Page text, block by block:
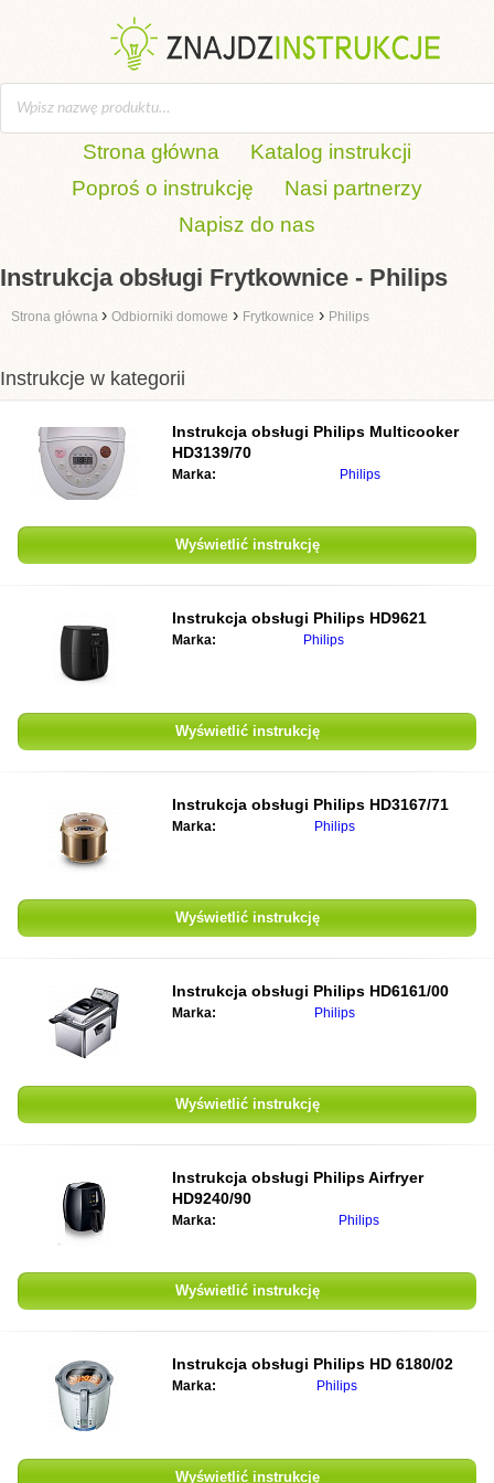
Strona główna
Katalog instrukcji
Poproś o instrukcję
Nasi partnerzy
Napisz do nas
Instrukcja obsługi Frytkownice - Philips
Strona główna › Odbiorniki domowe › Frytkownice › Philips
Instrukcje w kategorii
Instrukcja obsługi Philips Multicooker
HD3139/70
Marka: Philips
Wyświetlić instrukcję
Instrukcja obsługi Philips HD9621
Marka: Philips
Wyświetlić instrukcję
Instrukcja obsługi Philips HD3167/71
Marka: Philips
Wyświetlić instrukcję
Instrukcja obsługi Philips HD6161/00
Marka: Philips
Wyświetlić instrukcję
Instrukcja obsługi Philips Airfryer
HD9240/90
Marka: Philips
Wyświetlić instrukcję
Instrukcja obsługi Philips HD 6180/02
Marka: Philips
Wyświetlić instrukcję